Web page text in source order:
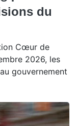
du
Cœur de
2026, les
gouvernement